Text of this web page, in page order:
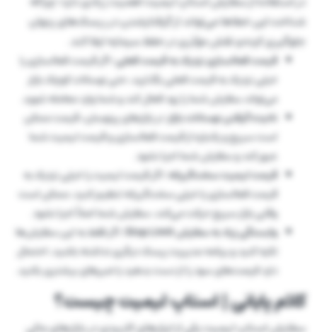
شناخت این خطاها می‌تواند از گرفتارشدن در ریسک‌های پنهان
جلوگیری کرده و نقش مؤثری در حفظ سرمایه ایفا کند.
قیمت فعالسازینزدیک به قیمت فعلی: اگر قیمت فعالسازی را
خیلی نزدیک به قیمت فعلی بگذارید، حتی نوسانات کوچک بازار
می‌تواند سفارش شما را زود فعال کند و شما وارد معامله شوید.
نادیده گرفتن نوسانات بازار: در بازارهای پرنوسان، قیمت ممکن
است سریع و یک‌باره از قیمت فعالسازی و قیمت لیمیت شما
عبور کند و سفارش شما اجرا نشود.
قیمت لیمیت سخت‌گیرانه: اگر قیمت لیمیت را خیلی نزدیک به
قیمت فعالسازی یا خیلی سخت‌گیرانه تنظیم کنید، ممکن است
وقتی بازار سریع حرکت می‌کند، سفارش شما اصلاً اجرا نشود.
وابستگی زیاد به سفارش Stop Limit
: اگر فقط به این سفارش‌ها
تکیه کنید و برنامه مدیریت ریسک دیگری نداشته باشید، احتمال
دارد فرصت‌های سود را از دست بدهید یا ضررهای بیشتری بکنید.
کلام پایانی | استاپ لیمیت چیست؟
سفارش استاپ لیمیت یکی از ابزارهای کاربردی در بازارهای مالی